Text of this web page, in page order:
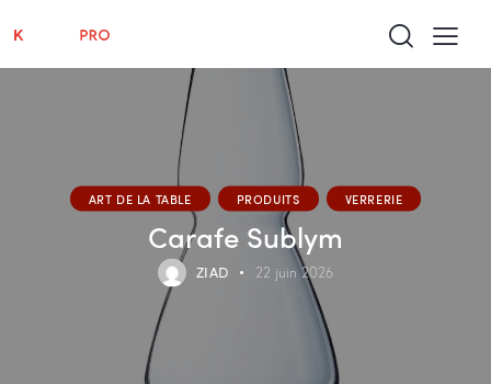
ART DE LA TABLE PRODUITS VERRERIE
Carafe Sublym
ZIAD 22 juin 2026